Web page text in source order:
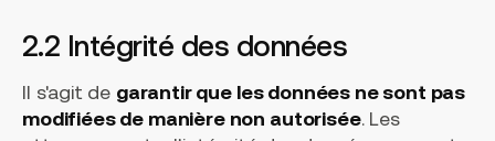
2.2 Intégrité des données
Il s'agit de garantir que les données ne sont pas
modifiées de manière non autorisée. Les